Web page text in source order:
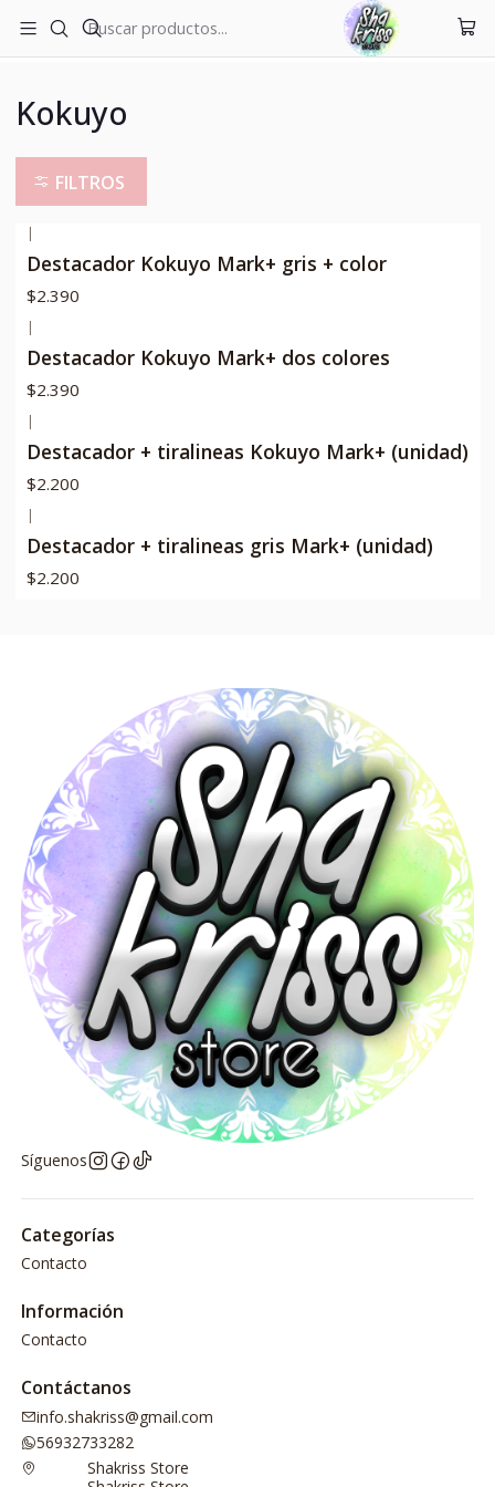
Inicio Nuestras marcas Kokuyo
Kokuyo
FILTROS
|
Destacador Kokuyo Mark+ gris + color
$2.390
|
Destacador Kokuyo Mark+ dos colores
$2.390
|
Destacador + tiralineas Kokuyo Mark+ (unidad)
$2.200
|
Destacador + tiralineas gris Mark+ (unidad)
$2.200
Síguenos
Categorías
Contacto
Información
Contacto
Contáctanos
info.shakriss@gmail.com
56932733282
Shakriss Store